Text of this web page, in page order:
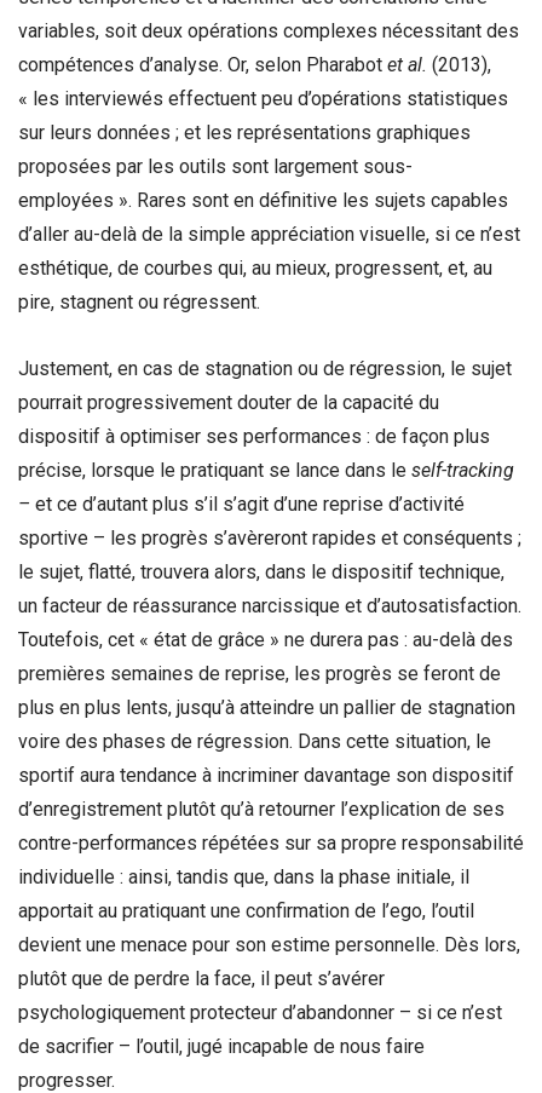
variables, soit deux opérations complexes nécessitant des
compétences d’analyse. Or, selon Pharabot et al. (2013),
« les interviewés effectuent peu d’opérations statistiques
sur leurs données ; et les représentations graphiques
proposées par les outils sont largement sous-
employées ». Rares sont en définitive les sujets capables
d’aller au-delà de la simple appréciation visuelle, si ce n’est
esthétique, de courbes qui, au mieux, progressent, et, au
pire, stagnent ou régressent.
Justement, en cas de stagnation ou de régression, le sujet
pourrait progressivement douter de la capacité du
dispositif à optimiser ses performances : de façon plus
précise, lorsque le pratiquant se lance dans le self-tracking
– et ce d’autant plus s’il s’agit d’une reprise d’activité
sportive – les progrès s’avèreront rapides et conséquents ;
le sujet, flatté, trouvera alors, dans le dispositif technique,
un facteur de réassurance narcissique et d’autosatisfaction.
Toutefois, cet « état de grâce » ne durera pas : au-delà des
premières semaines de reprise, les progrès se feront de
plus en plus lents, jusqu’à atteindre un pallier de stagnation
voire des phases de régression. Dans cette situation, le
sportif aura tendance à incriminer davantage son dispositif
d’enregistrement plutôt qu’à retourner l’explication de ses
contre-performances répétées sur sa propre responsabilité
individuelle : ainsi, tandis que, dans la phase initiale, il
apportait au pratiquant une confirmation de l’ego, l’outil
devient une menace pour son estime personnelle. Dès lors,
plutôt que de perdre la face, il peut s’avérer
psychologiquement protecteur d’abandonner – si ce n’est
de sacrifier – l’outil, jugé incapable de nous faire
progresser.